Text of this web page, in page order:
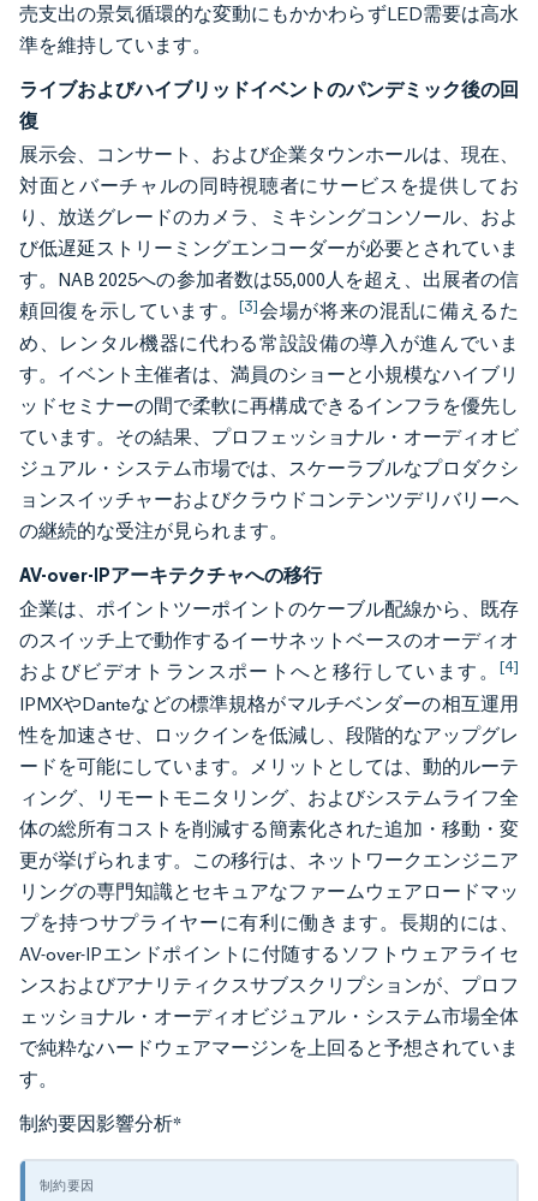
売支出の景気循環的な変動にもかかわらずLED需要は高水
準を維持しています。
ライブおよびハイブリッドイベントのパンデミック後の回
復
展示会、コンサート、および企業タウンホールは、現在、
対面とバーチャルの同時視聴者にサービスを提供してお
り、放送グレードのカメラ、ミキシングコンソール、およ
び低遅延ストリーミングエンコーダーが必要とされていま
す。NAB 2025への参加者数は55,000人を超え、出展者の信
頼回復を示しています。[3]会場が将来の混乱に備えるた
め、レンタル機器に代わる常設設備の導入が進んでいま
す。イベント主催者は、満員のショーと小規模なハイブリ
ッドセミナーの間で柔軟に再構成できるインフラを優先し
ています。その結果、プロフェッショナル・オーディオビ
ジュアル・システム市場では、スケーラブルなプロダクシ
ョンスイッチャーおよびクラウドコンテンツデリバリーへ
の継続的な受注が見られます。
AV-over-IPアーキテクチャへの移行
企業は、ポイントツーポイントのケーブル配線から、既存
のスイッチ上で動作するイーサネットベースのオーディオ
およびビデオトランスポートへと移行しています。 [4]
IPMXやDanteなどの標準規格がマルチベンダーの相互運用
性を加速させ、ロックインを低減し、段階的なアップグレ
ードを可能にしています。メリットとしては、動的ルーテ
ィング、リモートモニタリング、およびシステムライフ全
体の総所有コストを削減する簡素化された追加・移動・変
更が挙げられます。この移行は、ネットワークエンジニア
リングの専門知識とセキュアなファームウェアロードマッ
プを持つサプライヤーに有利に働きます。長期的には、
AV-over-IPエンドポイントに付随するソフトウェアライセ
ンスおよびアナリティクスサブスクリプションが、プロフ
ェッショナル・オーディオビジュアル・システム市場全体
で純粋なハードウェアマージンを上回ると予想されていま
す。
制約要因影響分析*